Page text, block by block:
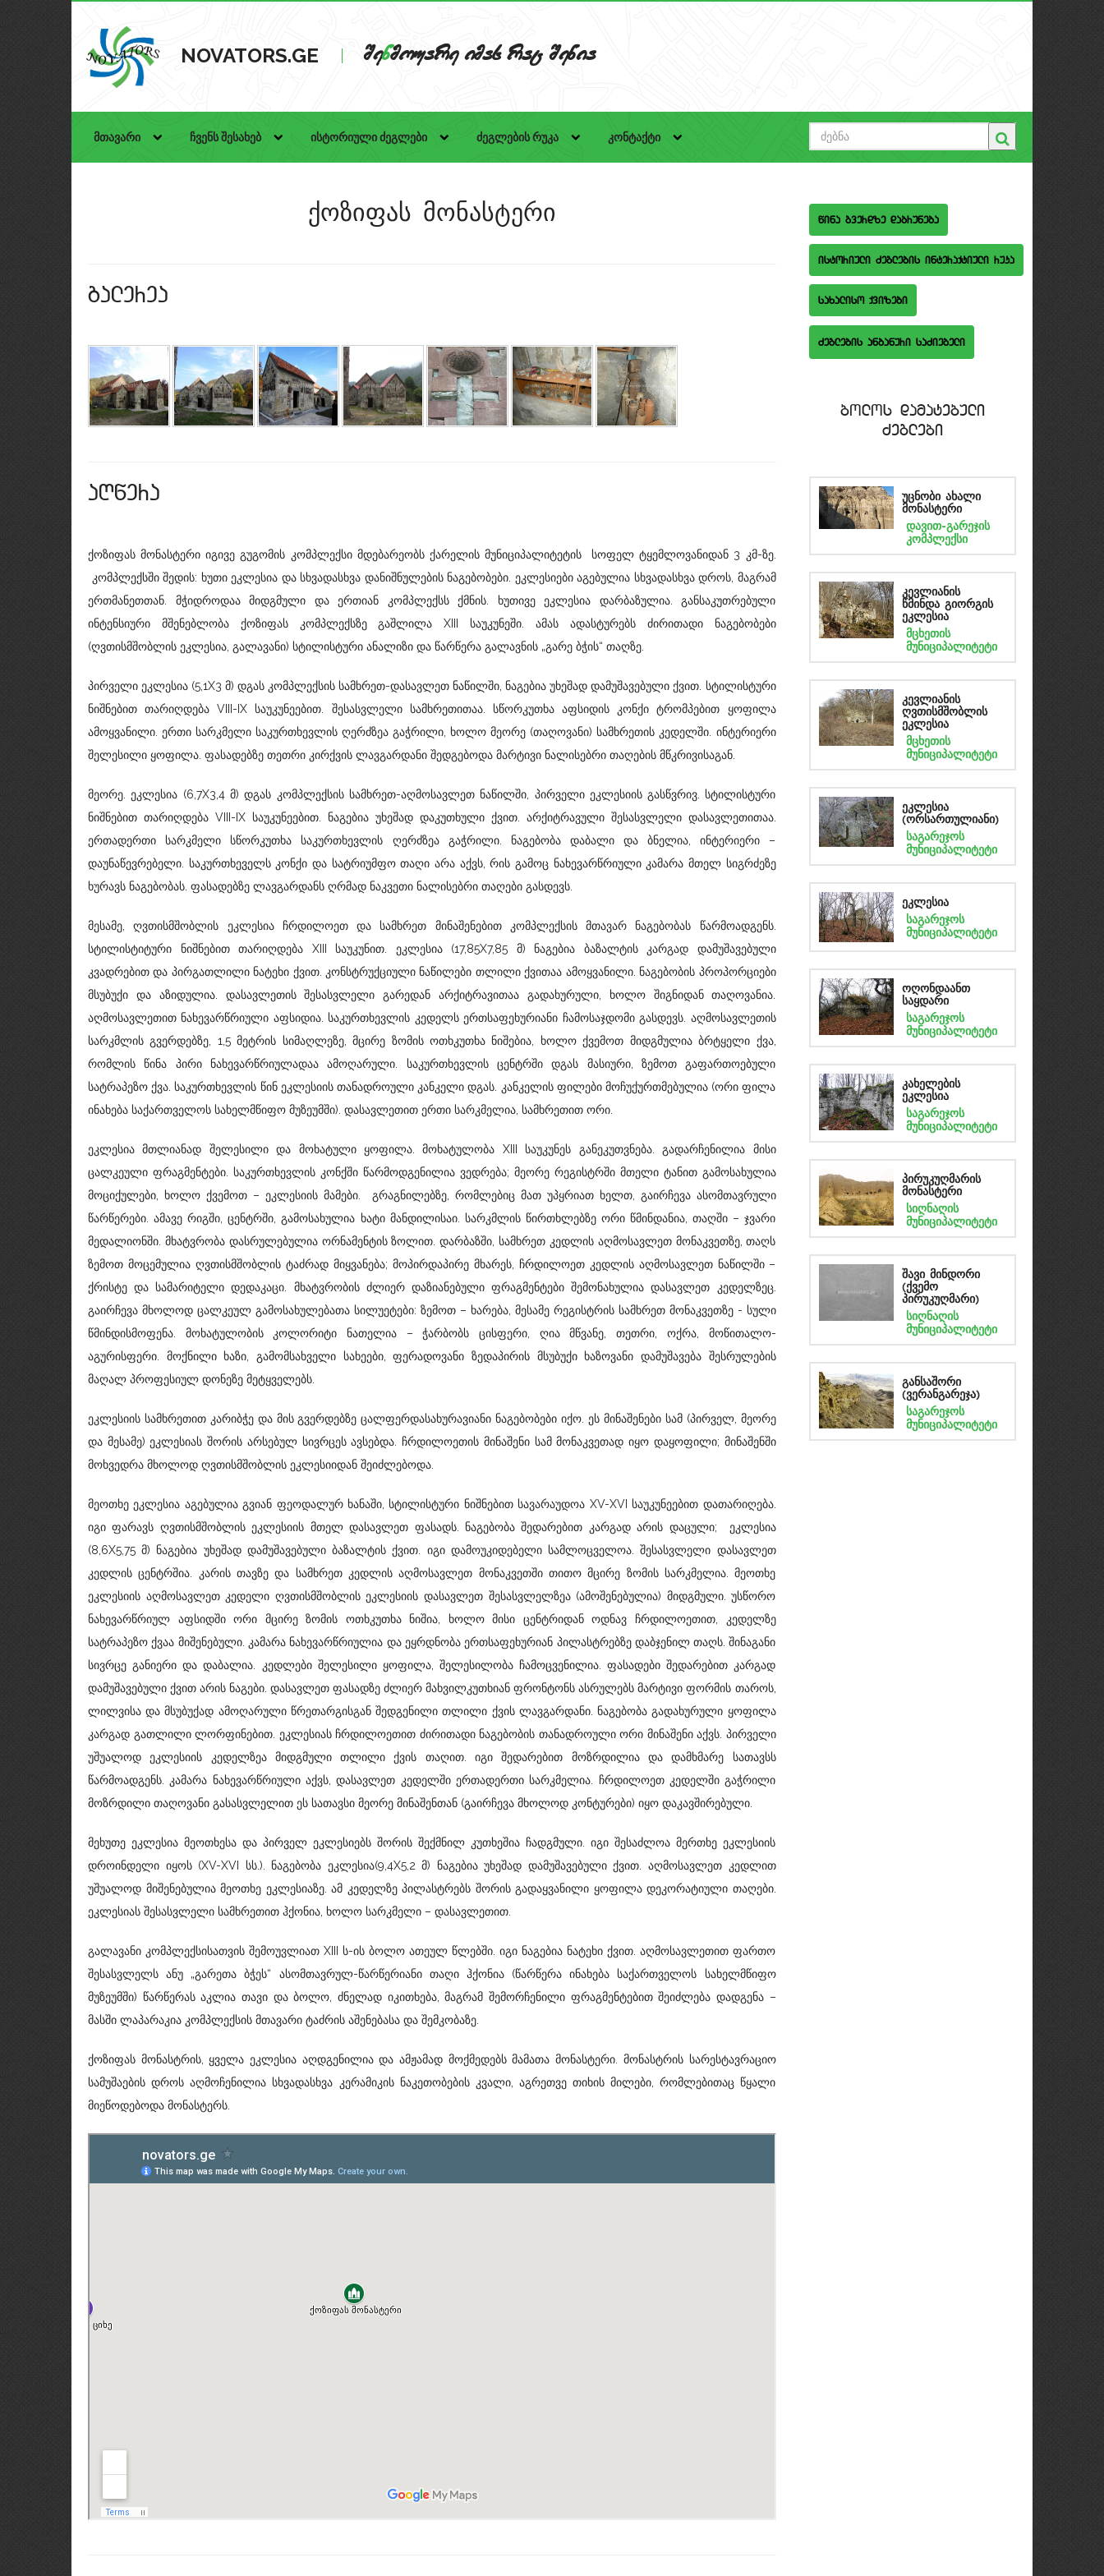
NOVATORS.GE Senmouare imas rac Senia
მთავარი ჩვენს შესახებ ისტორიული ძეგლები ძეგლების რუკა კონტაქტი
ქოზიფას მონასტერი
galerea
aRwera
ქოზიფას მონასტერი იგივე გუგომის კომპლექსი მდებარეობს ქარელის მუნიციპალიტეტის სოფელ ტყემლოვანიდან 3 კმ-ზე.
კომპლექსში შედის: ხუთი ეკლესია და სხვადასხვა დანიშნულების ნაგებობები. ეკლესიები აგებულია სხვადასხვა დროს, მაგრამ
ერთმანეთთან. მჭიდროდაა მიდგმული და ერთიან კომპლექსს ქმნის. ხუთივე ეკლესია დარბაზულია. განსაკუთრებული
ინტენსიური მშენებლობა ქოზიფას კომპლექსზე გაშლილა XIII საუკუნეში. ამას ადასტურებს ძირითადი ნაგებობები
(ღვთისმშობლის ეკლესია, გალავანი) სტილისტური ანალიზი და წარწერა გალავნის „გარე ბჭის“ თაღზე.
პირველი ეკლესია (5,1X3 მ) დგას კომპლექსის სამხრეთ-დასავლეთ ნაწილში, ნაგებია უხეშად დამუშავებული ქვით. სტილისტური
ნიშნებით თარიღდება VIII-IX საუკუნეებით. შესასვლელი სამხრეთითაა. სწორკუთხა აფსიდის კონქი ტრომპებით ყოფილა
ამოყვანილი. ერთი სარკმელი საკურთხევლის ღერძზეა გაჭრილი, ხოლო მეორე (თაღოვანი) სამხრეთის კედელში. ინტერიერი
შელესილი ყოფილა. ფასადებზე თეთრი კირქვის ლავგარდანი შედგებოდა მარტივი ნალისებრი თაღების მწკრივისაგან.
მეორე. ეკლესია (6,7X3,4 მ) დგას კომპლექსის სამხრეთ-აღმოსავლეთ ნაწილში, პირველი ეკლესიის გასწვრივ. სტილისტური
ნიშნებით თარიღდება VIII-IX საუკუნეებით. ნაგებია უხეშად დაკუთხული ქვით. არქიტრავული შესასვლელი დასავლეთითაა.
ერთადერთი სარკმელი სწორკუთხა საკურთხევლის ღერძზეა გაჭრილი. ნაგებობა დაბალი და ბნელია, ინტერიერი –
დაუნაწევრებელი. საკურთხეველს კონქი და სატრიუმფო თაღი არა აქვს, რის გამოც ნახევარწრიული კამარა მთელ სიგრძეზე
ხურავს ნაგებობას. ფასადებზე ლავგარდანს ღრმად ნაკვეთი ნალისებრი თაღები გასდევს.
მესამე, ღვთისმშობლის ეკლესია ჩრდილოეთ და სამხრეთ მინაშენებით კომპლექსის მთავარ ნაგებობას წარმოადგენს.
სტილისტიტური ნიშნებით თარიღდება XIII საუკუნით. ეკლესია (17,85X7,85 მ) ნაგებია ბაზალტის კარგად დამუშავებული
კვადრებით და პირგათლილი ნატეხი ქვით. კონსტრუქციული ნაწილები თლილი ქვითაა ამოყვანილი. ნაგებობის პროპორციები
მსუბუქი და აზიდულია. დასავლეთის შესასვლელი გარედან არქიტრავითაა გადახურული, ხოლო შიგნიდან თაღოვანია.
აღმოსავლეთით ნახევარწრიული აფსიდია. საკურთხევლის კედელს ერთსაფეხურიანი ჩამოსაჯდომი გასდევს. აღმოსავლეთის
სარკმლის გვერდებზე, 1,5 მეტრის სიმაღლეზე, მცირე ზომის ოთხკუთხა ნიშებია, ხოლო ქვემოთ მიდგმულია ბრტყელი ქვა,
რომლის წინა პირი ნახევარწრიულადაა ამოღარული. საკურთხევლის ცენტრში დგას მასიური, ზემოთ გაფართოებული
სატრაპეზო ქვა. საკურთხევლის წინ ეკლესიის თანადროული კანკელი დგას. კანკელის ფილები მოჩუქურთმებულია (ორი ფილა
ინახება საქართველოს სახელმწიფო მუზეუმში). დასავლეთით ერთი სარკმელია, სამხრეთით ორი.
ეკლესია მთლიანად შელესილი და მოხატული ყოფილა. მოხატულობა XIII საუკუნეს განეკუთვნება. გადარჩენილია მისი
ცალკეული ფრაგმენტები. საკურთხევლის კონქში წარმოდგენილია ვედრება; მეორე რეგისტრში მთელი ტანით გამოსახულია
მოციქულები, ხოლო ქვემოთ – ეკლესიის მამები. გრაგნილებზე, რომლებიც მათ უპყრიათ ხელთ, გაირჩევა ასომთავრული
წარწერები. ამავე რიგში, ცენტრში, გამოსახულია ხატი მანდილისაი. სარკმლის წირთხლებზე ორი წმინდანია, თაღში – ჯვარი
მედალიონში. მხატვრობა დასრულებულია ორნამენტის ზოლით. დარბაზში, სამხრეთ კედლის აღმოსავლეთ მონაკვეთზე, თაღს
ზემოთ მოცემულია ღვთისმშობლის ტაძრად მიყვანება; მოპირდაპირე მხარეს, ჩრდილოეთ კედლის აღმოსავლეთ ნაწილში –
ქრისტე და სამარიტელი დედაკაცი. მხატვრობის ძლიერ დაზიანებული ფრაგმენტები შემონახულია დასავლეთ კედელზეც.
გაირჩევა მხოლოდ ცალკეულ გამოსახულებათა სილუეტები: ზემოთ – ხარება, მესამე რეგისტრის სამხრეთ მონაკვეთზე - სული
წმინდისმოფენა. მოხატულობის კოლორიტი ნათელია – ჭარბობს ცისფერი, ღია მწვანე, თეთრი, ოქრა, მოწითალო-
აგურისფერი. მოქნილი ხაზი, გამომსახველი სახეები, ფერადოვანი ზედაპირის მსუბუქი ხაზოვანი დამუშავება შესრულების
მაღალ პროფესიულ დონეზე მეტყველებს.
ეკლესიის სამხრეთით კარიბჭე და მის გვერდებზე ცალფერდასახურავიანი ნაგებობები იქო. ეს მინაშენები სამ (პირველ, მეორე
და მესამე) ეკლესიას შორის არსებულ სივრცეს ავსებდა. ჩრდილოეთის მინაშენი სამ მონაკვეთად იყო დაყოფილი; მინაშენში
მოხვედრა მხოლოდ ღვთისმშობლის ეკლესიიდან შეიძლებოდა.
მეოთხე ეკლესია აგებულია გვიან ფეოდალურ ხანაში, სტილისტური ნიშნებით სავარაუდოა XV-XVI საუკუნეებით დათარიღება.
იგი ფარავს ღვთისმშობლის ეკლესიის მთელ დასავლეთ ფასადს. ნაგებობა შედარებით კარგად არის დაცული; ეკლესია
(8,6X5,75 მ) ნაგებია უხეშად დამუშავებული ბაზალტის ქვით. იგი დამოუკიდებელი სამლოცველოა. შესასვლელი დასავლეთ
კედლის ცენტრშია. კარის თავზე და სამხრეთ კედლის აღმოსავლეთ მონაკვეთში თითო მცირე ზომის სარკმელია. მეოთხე
ეკლესიის აღმოსავლეთ კედელი ღვთისმშობლის ეკლესიის დასავლეთ შესასვლელზეა (ამოშენებულია) მიდგმული. უსწორო
ნახევარწრიულ აფსიდში ორი მცირე ზომის ოთხკუთხა ნიშია, ხოლო მისი ცენტრიდან ოდნავ ჩრდილოეთით, კედელზე
სატრაპეზო ქვაა მიშენებული. კამარა ნახევარწრიულია და ეყრდნობა ერთსაფეხურიან პილასტრებზე დაბჯენილ თაღს. შინაგანი
სივრცე განიერი და დაბალია. კედლები შელესილი ყოფილა, შელესილობა ჩამოცვენილია. ფასადები შედარებით კარგად
დამუშავებული ქვით არის ნაგები. დასავლეთ ფასადზე ძლიერ მახვილკუთხიან ფრონტონს ასრულებს მარტივი ფორმის თაროს,
ლილვისა და მსუბუქად ამოღარული წრეთარგისგან შედგენილი თლილი ქვის ლავგარდანი. ნაგებობა გადახურული ყოფილა
კარგად გათლილი ლორფინებით. ეკლესიას ჩრდილოეთით ძირითადი ნაგებობის თანადროული ორი მინაშენი აქვს. პირველი
უშუალოდ ეკლესიის კედელზეა მიდგმული თლილი ქვის თაღით. იგი შედარებით მოზრდილია და დამხმარე სათავსს
წარმოადგენს. კამარა ნახევარწრიული აქვს, დასავლეთ კედელში ერთადერთი სარკმელია. ჩრდილოეთ კედელში გაჭრილი
მოზრდილი თაღოვანი გასასვლელით ეს სათავსი მეორე მინაშენთან (გაირჩევა მხოლოდ კონტურები) იყო დაკავშირებული.
მეხუთე ეკლესია მეოთხესა და პირველ ეკლესიებს შორის შექმნილ კუთხეშია ჩადგმული. იგი შესაძლოა მერთხე ეკლესიის
დროინდელი იყოს (XV-XVI სს.). ნაგებობა ეკლესია(9,4X5,2 მ) ნაგებია უხეშად დამუშავებული ქვით. აღმოსავლეთ კედლით
უშუალოდ მიშენებულია მეოთხე ეკლესიაზე. ამ კედელზე პილასტრებს შორის გადაყვანილი ყოფილა დეკორატიული თაღები.
ეკლესიას შესასვლელი სამხრეთით ჰქონია, ხოლო სარკმელი – დასავლეთით.
გალავანი კომპლექსისათვის შემოუვლიათ XIII ს-ის ბოლო ათეულ წლებში. იგი ნაგებია ნატეხი ქვით. აღმოსავლეთით ფართო
შესასვლელს ანუ „გარეთა ბჭეს“ ასომთავრულ-წარწერიანი თაღი ჰქონია (წარწერა ინახება საქართველოს სახელმწიფო
მუზეუმში) წარწერას აკლია თავი და ბოლო, ძნელად იკითხება, მაგრამ შემორჩენილი ფრაგმენტებით შეიძლება დადგენა –
მასში ლაპარაკია კომპლექსის მთავარი ტაძრის აშენებასა და შემკობაზე.
ქოზიფას მონასტრის, ყველა ეკლესია აღდგენილია და ამჟამად მოქმედებს მამათა მონასტერი. მონასტრის სარესტავრაციო
სამუშაების დროს აღმოჩენილია სხვადასხვა კერამიკის ნაკეთობების კვალი, აგრეთვე თიხის მილები, რომლებითაც წყალი
მიეწოდებოდა მონასტერს.
wina gverdze dabruneba
istoriuli Zeglebis interaqtiuli ruka
saxaliso qvizebi
bolos damatebuli
Zeglebi
უცნობი ახალი
მონასტერი
დავით-გარეჯის
კომპლექსი
კევლიანის
წმინდა გიორგის
ეკლესია
მცხეთის
მუნიციპალიტეტი
კევლიანის
ღვთისმშობლის
ეკლესია
მცხეთის
მუნიციპალიტეტი
ეკლესია
(ორსართულიანი)
საგარეჯოს
მუნიციპალიტეტი
ეკლესია
საგარეჯოს
მუნიციპალიტეტი
ოღონდაანთ
საყდარი
საგარეჯოს
მუნიციპალიტეტი
კახელების
ეკლესია
საგარეჯოს
მუნიციპალიტეტი
პირუკუღმარის
მონასტერი
სიღნაღის
მუნიციპალიტეტი
შავი მინდორი
(ქვემო
პირუკუღმარი)
სიღნაღის
მუნიციპალიტეტი
განსაშორი
(ვერანგარეჯა)
საგარეჯოს
მუნიციპალიტეტი